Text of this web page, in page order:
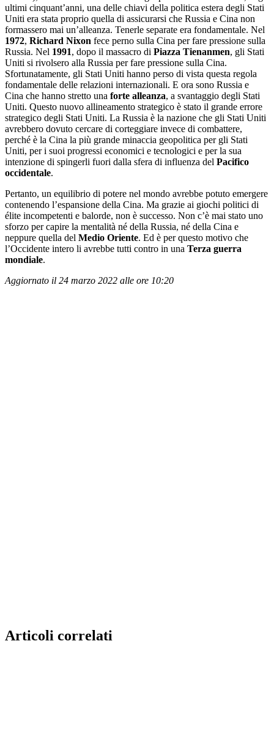
ultimi cinquant’anni, una delle chiavi della politica estera degli Stati
Uniti era stata proprio quella di assicurarsi che Russia e Cina non
formassero mai un’alleanza. Tenerle separate era fondamentale. Nel
1972, Richard Nixon fece perno sulla Cina per fare pressione sulla
Russia. Nel 1991, dopo il massacro di Piazza Tienanmen, gli Stati
Uniti si rivolsero alla Russia per fare pressione sulla Cina.
Sfortunatamente, gli Stati Uniti hanno perso di vista questa regola
fondamentale delle relazioni internazionali. E ora sono Russia e
Cina che hanno stretto una forte alleanza, a svantaggio degli Stati
Uniti. Questo nuovo allineamento strategico è stato il grande errore
strategico degli Stati Uniti. La Russia è la nazione che gli Stati Uniti
avrebbero dovuto cercare di corteggiare invece di combattere,
perché è la Cina la più grande minaccia geopolitica per gli Stati
Uniti, per i suoi progressi economici e tecnologici e per la sua
intenzione di spingerli fuori dalla sfera di influenza del Pacifico
occidentale.
Pertanto, un equilibrio di potere nel mondo avrebbe potuto emergere
contenendo l’espansione della Cina. Ma grazie ai giochi politici di
élite incompetenti e balorde, non è successo. Non c’è mai stato uno
sforzo per capire la mentalità né della Russia, né della Cina e
neppure quella del Medio Oriente. Ed è per questo motivo che
l’Occidente intero li avrebbe tutti contro in una Terza guerra
mondiale.
Aggiornato il 24 marzo 2022 alle ore 10:20
Articoli correlati